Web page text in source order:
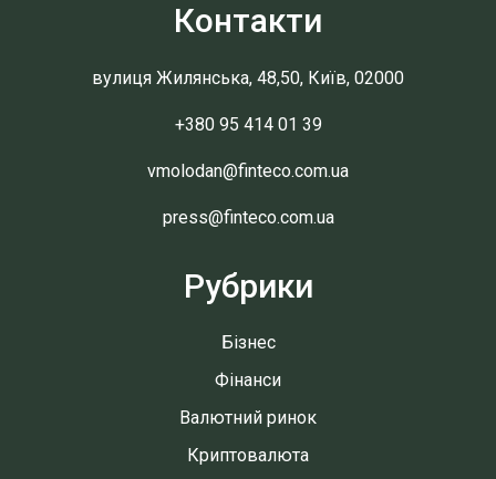
Контакти
вулиця Жилянська, 48,50, Київ, 02000
+380 95 414 01 39
vmolodan@finteco.com.ua
press@finteco.com.ua
Рубрики
Бізнес
Фінанси
Валютний ринок
Криптовалюта